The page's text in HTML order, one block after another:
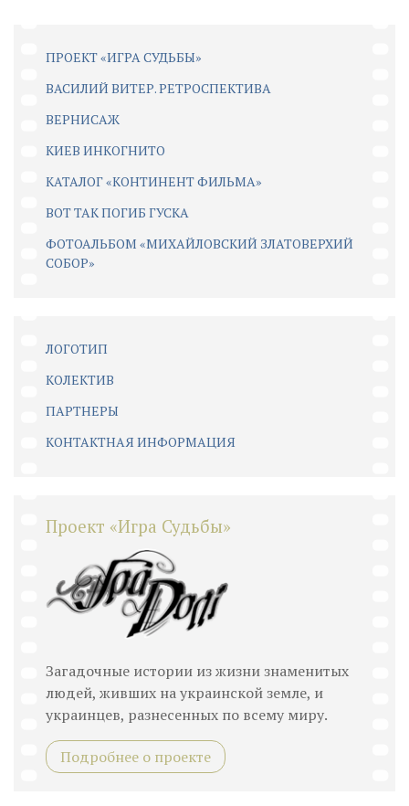
ПРОЕКТ «ИГРА СУДЬБЫ»
ВАСИЛИЙ ВИТЕР. РЕТРОСПЕКТИВА
ВЕРНИСАЖ
КИЕВ ИНКОГНИТО
КАТАЛОГ «КОНТИНЕНТ ФИЛЬМА»
ВОТ ТАК ПОГИБ ГУСКА
ФОТОАЛЬБОМ «МИХАЙЛОВСКИЙ ЗЛАТОВЕРХИЙ
СОБОР»
ЛОГОТИП
КОЛЕКТИВ
ПАРТНЕРЫ
КОНТАКТНАЯ ИНФОРМАЦИЯ
Проект «Игра Судьбы»
Загадочные истории из жизни знаменитых
людей, живших на украинской земле, и
украинцев, разнесенных по всему миру.
Подробнее о проекте